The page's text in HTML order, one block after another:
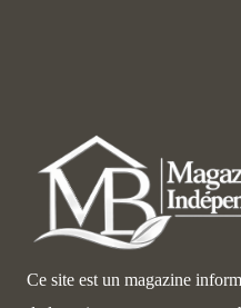
Ce site est un magazine